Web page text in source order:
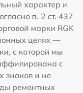
характер и
п. 2 ст. 437
марки RGK
целях —
с которой мы
с
знаков и не
ремонтных